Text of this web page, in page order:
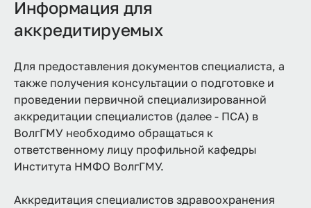
Информация для
аккредитируемых
Для предоставления документов специалиста, а
также получения консультации о подготовке и
проведении первичной специализированной
аккредитации специалистов (далее - ПСА) в
ВолгГМУ необходимо обращаться к
ответственному лицу профильной кафедры
Института НМФО ВолгГМУ.
Аккредитация специалистов здравоохранения